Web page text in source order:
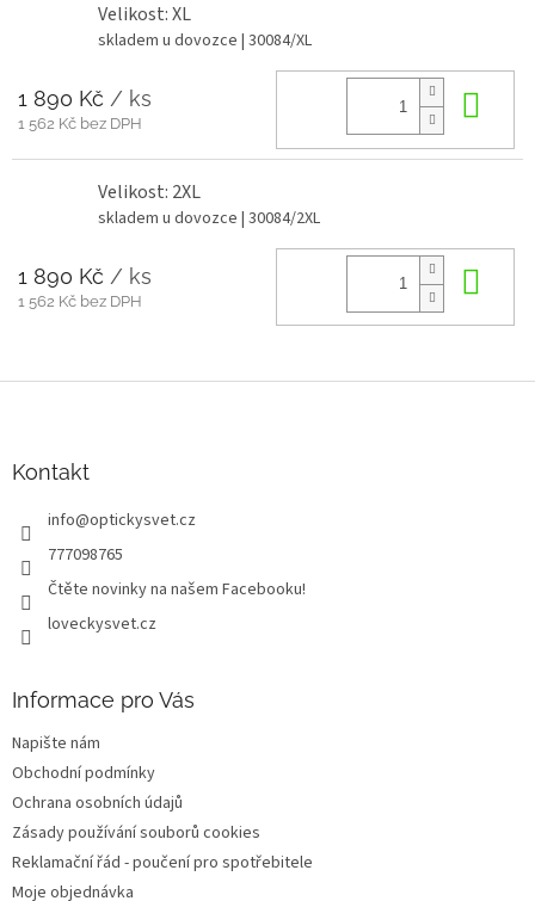
Velikost: XL
skladem u dovozce | 30084/XL
1 890 Kč / ks
1 562 Kč bez DPH
Velikost: 2XL
skladem u dovozce | 30084/2XL
1 890 Kč / ks
1 562 Kč bez DPH
Kontakt
info@optickysvet.cz
777098765
Čtěte novinky na našem Facebooku!
loveckysvet.cz
Informace pro Vás
Napište nám
Obchodní podmínky
Ochrana osobních údajů
Zásady používání souborů cookies
Reklamační řád - poučení pro spotřebitele
Moje objednávka